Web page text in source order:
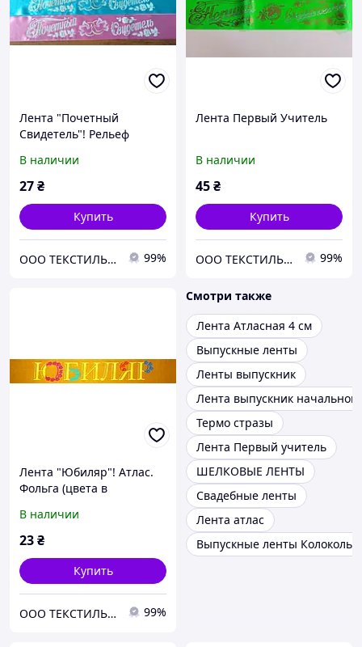
Лента "Почетный
Свидетель"! Рельеф
В наличии
27₴
Купить
ООО ТЕКСТИЛЬ ГРУП 99%
Лента Первый Учитель
В наличии
45₴
Купить
ООО ТЕКСТИЛЬ ГРУП 99%
Лента "Юбиляр"! Атлас.
Фольга (цвета в
В наличии
23₴
Купить
ООО ТЕКСТИЛЬ ГРУП 99%
Смотри также
Лента Атласная 4 см
Выпускные ленты
Ленты выпускник
Лента выпускник
Термо стразы
Лента Первый учитель
ШЕЛКОВЫЕ ЛЕНТЫ
Свадебные ленты
Лента атлас
Выпускные ленты